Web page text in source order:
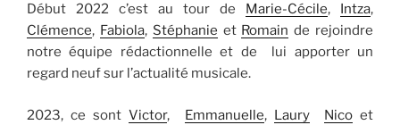
Début 2022 c’est au tour de Marie-Cécile, Intza,
Clémence, Fabiola, Stéphanie et Romain de rejoindre
notre équipe rédactionnelle et de lui apporter un
regard neuf sur l’actualité musicale.
2023, ce sontVictor, Emmanuelle, Laury Nicoet